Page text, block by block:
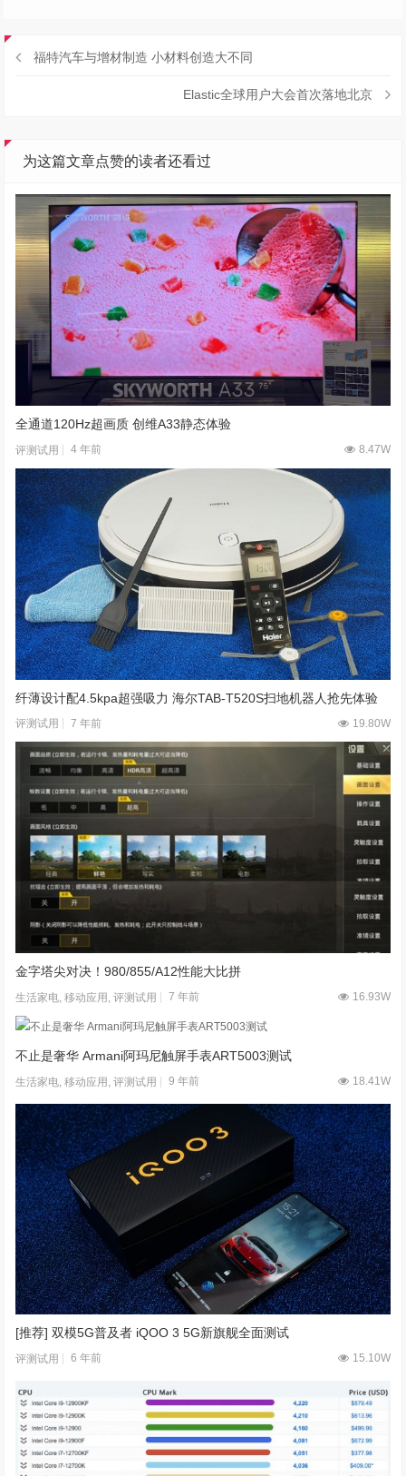
福特汽车与增材制造 小材料创造大不同
Elastic全球用户大会首次落地北京
为这篇文章点赞的读者还看过
全通道120Hz超画质 创维A33静态体验
评测试用 4 年前 8.47W
纤薄设计配4.5kpa超强吸力 海尔TAB-T520S扫地机器人抢先体验
评测试用 7 年前 19.80W
金字塔尖对决！980/855/A12性能大比拼
生活家电,移动应用,评测试用 7 年前 16.93W
不止是奢华 Armani阿玛尼触屏手表ART5003测试
生活家电 ,移动应用 ,评测试用 9 年前 18.41W
[推荐] 双模5G普及者 iQOO 3 5G新旗舰全面测试
评测试用 6 年前 15.10W